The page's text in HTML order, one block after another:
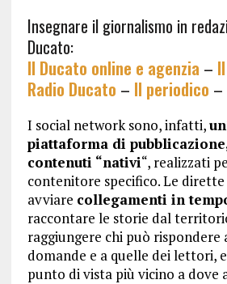
Insegnare il giornalismo in
Ducato:
Il Ducato online e agenzia –
Radio Ducato – Il periodico –
I social network sono, infatti,
piattaforma di
contenuti “nativi“, realizzati
contenitore specifico. Le
avviare collegamenti in
raccontare le storie dal
raggiungere chi può rispondere
domande e a quelle dei lettori,
punto di vista più vicino a dove